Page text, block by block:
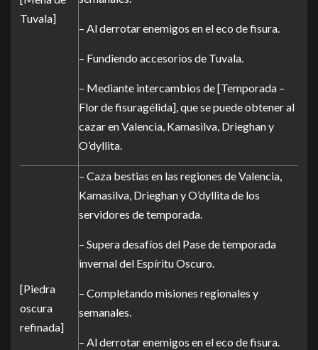
Tuvala]
– Al derrotar enemigos en el eco de fisura.
– Fundiendo accesorios de Tuvala.
– Mediante intercambios de [Temporada –
Flor de fisuragélida], que se puede obtener al
cazar en Valencia, Kamasilva, Drieghan y
O’dyllita.
[Piedra
oscura
refinada]
– Caza bestias en las regiones de Valencia,
Kamasilva, Drieghan y O’dyllita de los
servidores de temporada.
– Supera desafíos del Pase de temporada
invernal del Espíritu Oscuro.
– Completando misiones regionales y
semanales.
– Al derrotar enemigos en el eco de fisura.